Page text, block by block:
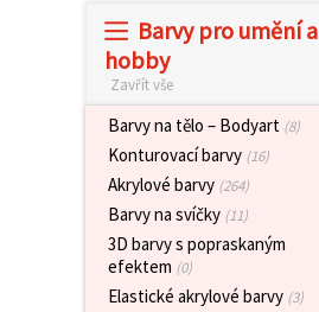
Barvy pro umění a
hobby
Zavřít vše
Barvy na tělo – Bodyart (8)
Konturovací barvy (16)
Akrylové barvy (264)
Barvy na svíčky (11)
3D barvy s popraskaným
efektem (0)
Elastické akrylové barvy (3)